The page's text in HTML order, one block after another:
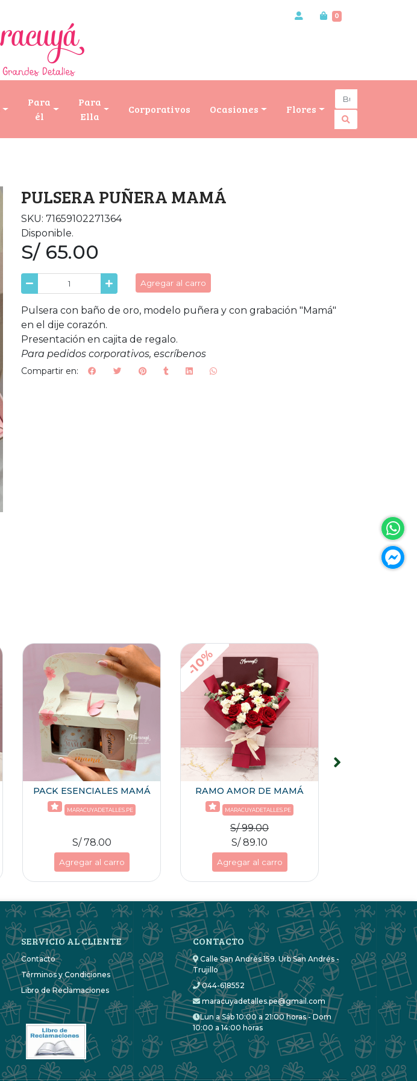
0
Para
él
Para
Ella
Corporativos Ocasiones Flores
PULSERA PUÑERA MAMÁ
SKU: 71659102271364
Disponible.
S/ 65.00
Agregar al carro
Pulsera con baño de oro, modelo puñera y con grabación "Mamá"
en el dije corazón.
Presentación en cajita de regalo.
Para pedidos corporativos, escríbenos
Compartir en:
PACK ESENCIALES MAMÁ
MARACUYADETALLES.PE
S/ 78.00
Agregar al carro
-10%
RAMO AMOR DE MAMÁ
MARACUYADETALLES.PE
S/ 99.00
S/ 89.10
Agregar al carro
SERVICIO AL CLIENTE
Contacto
Términos y Condiciones
Libro de Reclamaciones
CONTACTO
Calle San Andrés 159. Urb San Andrés -
Trujillo
044-618552
maracuyadetalles.pe@gmail.com
Lun a Sáb 10:00 a 21:00 horas - Dom
10:00 a 14:00 horas